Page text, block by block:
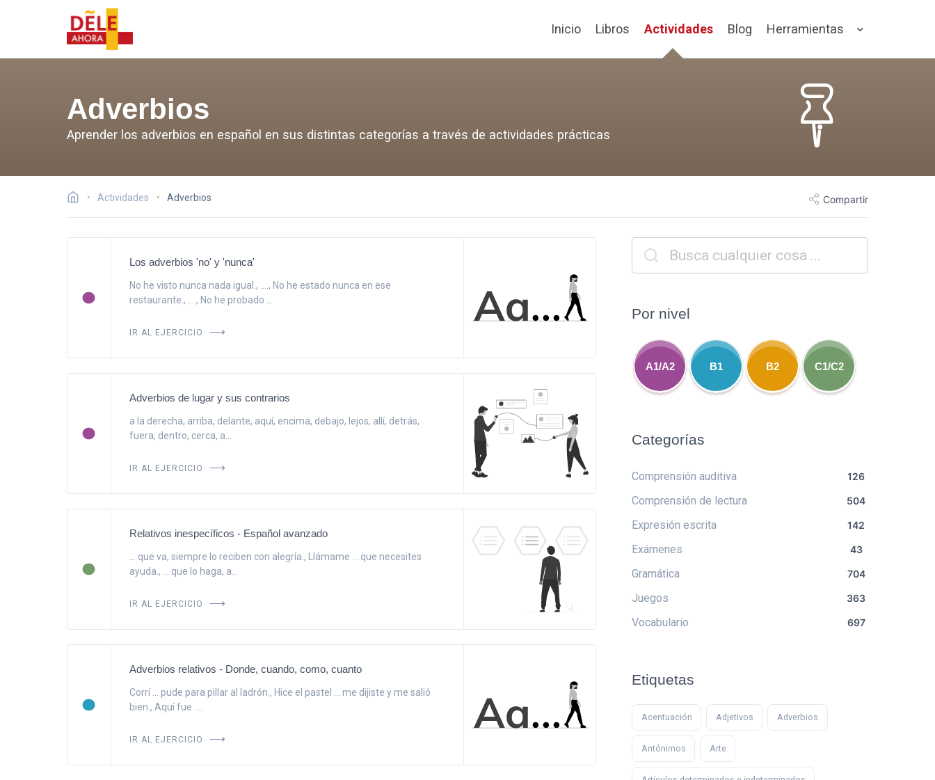
Inicio Libros Actividades Blog Herramientas
Adverbios
Aprender los adverbios en español en sus distintas categorías a través de actividades prácticas
Actividades Adverbios Compartir
Los adverbios 'no' y 'nunca'
No he visto nunca nada igual., ...., No he estado nunca en ese
restaurante., ...., No he probado ...
IR AL EJERCICIO
Adverbios de lugar y sus contrarios
a la derecha, arriba, delante, aquí, encima, debajo, lejos, allí, detrás,
fuera, dentro, cerca, a...
IR AL EJERCICIO
Relativos inespecíficos - Español avanzado
... que va, siempre lo reciben con alegría., Llámame ... que necesites
ayuda., ... que lo haga, a...
IR AL EJERCICIO
Adverbios relativos - Donde, cuando, como, cuanto
Corrí ... pude para pillar al ladrón., Hice el pastel ... me dijiste y me salió
bien., Aquí fue ....
IR AL EJERCICIO
Por nivel
A1/A2 B1 B2 C1/C2
Categorías
Comprensión auditiva 126
Comprensión de lectura 504
Expresión escrita 142
Exámenes 43
Gramática 704
Juegos 363
Vocabulario 697
Etiquetas
Acentuación Adjetivos Adverbios
Antónimos Arte